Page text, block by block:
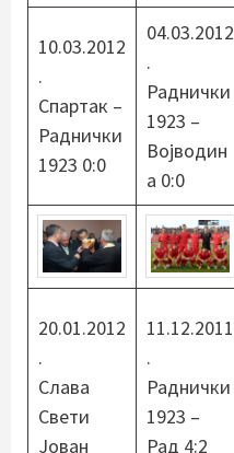
10.03.2012
.
Спартак –
Раднички
1923 0:0
04.03.2012
.
Раднички
1923 –
Војводин
а 0:0
20.01.2012
.
Слава
Свети
Јован
11.12.2011
.
Раднички
1923 –
Рад 4:2